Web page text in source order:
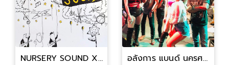
NURSERY SOUND X MORE อลังการ แบนด์ นครศรีธรรมราช